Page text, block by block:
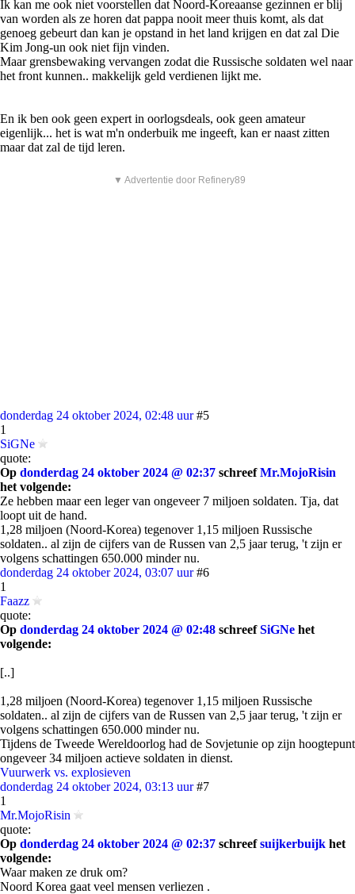
Ik kan me ook niet voorstellen dat Noord-Koreaanse gezinnen er blij
van worden als ze horen dat pappa nooit meer thuis komt, als dat
genoeg gebeurt dan kan je opstand in het land krijgen en dat zal Die
Kim Jong-un ook niet fijn vinden.
Maar grensbewaking vervangen zodat die Russische soldaten wel naar
het front kunnen.. makkelijk geld verdienen lijkt me.
En ik ben ook geen expert in oorlogsdeals, ook geen amateur
eigenlijk... het is wat m'n onderbuik me ingeeft, kan er naast zitten
maar dat zal de tijd leren.
▼ Advertentie door Refinery89
donderdag 24 oktober 2024, 02:48 uur #5
1
SiGNe
quote:
Op donderdag 24 oktober 2024 @ 02:37 schreefMr.MojoRisin
het volgende:
Ze hebben maar een leger van ongeveer 7 miljoen soldaten. Tja, dat
loopt uit de hand.
1,28 miljoen (Noord-Korea) tegenover 1,15 miljoen Russische
soldaten.. al zijn de cijfers van de Russen van 2,5 jaar terug, 't zijn er
volgens schattingen 650.000 minder nu.
donderdag 24 oktober 2024, 03:07 uur #6
1
Faazz
quote:
Op donderdag 24 oktober 2024 @ 02:48 schreefSiGNe het
volgende:
[..]
1,28 miljoen (Noord-Korea) tegenover 1,15 miljoen Russische
soldaten.. al zijn de cijfers van de Russen van 2,5 jaar terug, 't zijn er
volgens schattingen 650.000 minder nu.
Tijdens de Tweede Wereldoorlog had de Sovjetunie op zijn hoogtepunt
ongeveer 34 miljoen actieve soldaten in dienst.
Vuurwerk vs. explosieven
donderdag 24 oktober 2024, 03:13 uur #7
1
Mr.MojoRisin
quote:
Op donderdag 24 oktober 2024 @ 02:37 schreefsuijkerbuijk het
volgende:
Waar maken ze druk om?
Noord Korea gaat veel mensen verliezen .